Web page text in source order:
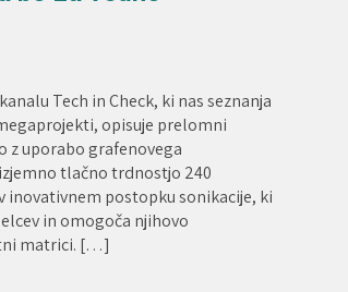
Tech in Check, ki nas seznanja
opisuje prelomni
z uporabo grafenovega
tlačno trdnostjo 240
inovativnem postopku sonikacije, ki
in omogoča njihovo
matrici. […]